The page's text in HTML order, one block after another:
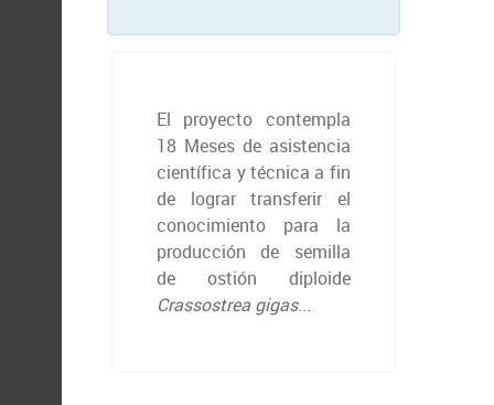
El proyecto contempla
18 Meses de asistencia
científica y técnica a fin
de lograr transferir el
conocimiento para la
producción de semilla
de ostión diploide
Crassostrea gigas...